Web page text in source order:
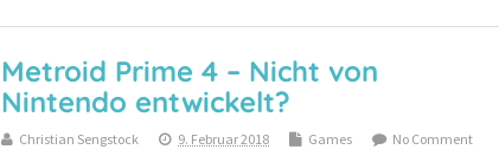
Metroid Prime 4 – Nicht von
Nintendo entwickelt?
Christian Sengstock 9. Februar 2018 Games No Comment